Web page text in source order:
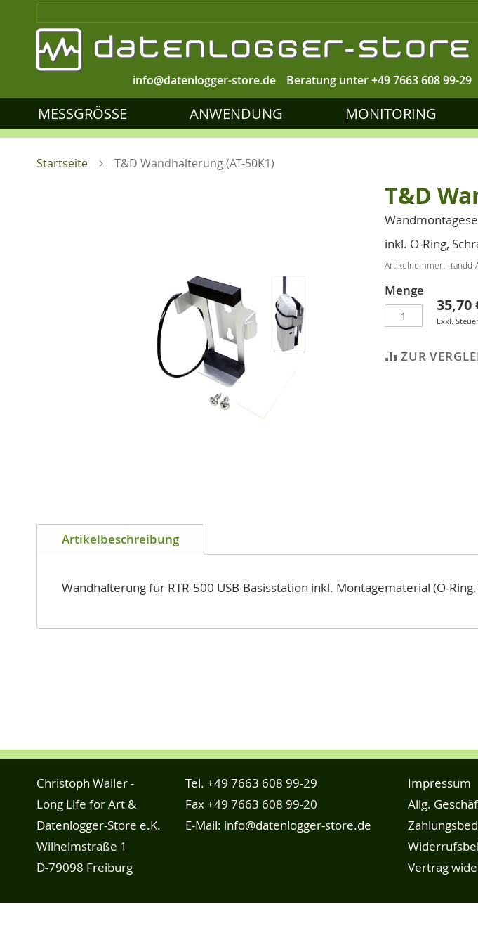
Beratung unter+49 7663 608 99-29
info@datenlogger-store.de
MESSGRÖSSE ANWENDUNG MONITORING
Startseite T&D Wandhalterung (AT-50K1)
Anfang
springen
T&D
inkl. O-Ring,
Artikelnummer tandd-
Menge
35,70
ZUR
Artikelbeschreibung
Wandhalterung für RTR-500 USB-Basisstation inkl. Montagematerial (O-
Christoph Waller -
Long Life for Art &
Datenlogger-Store e.K.
Wilhelmstraße 1
D-79098 Freiburg
Tel. +49 7663 608 99-29
Fax +49 7663 608 99-20
E-Mail: info@datenlogger-store.de
Impressum
Allg.
Vertrag